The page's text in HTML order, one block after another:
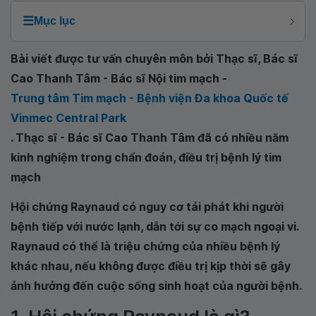
☰Mục lục
Bài viết được tư vấn chuyên môn bởi Thạc sĩ, Bác sĩ
Cao Thanh Tâm - Bác sĩ Nội tim mạch -
Trung tâm Tim mạch - Bệnh viện Đa khoa Quốc tế
Vinmec Central Park
. Thạc sĩ - Bác sĩ Cao Thanh Tâm đã có nhiều năm
kinh nghiệm trong chẩn đoán, điều trị bệnh lý tim
mạch
Hội chứng Raynaud có nguy cơ tái phát khi người
bệnh tiếp với nước lạnh, dẫn tới sự co mạch ngoại vi.
Raynaud có thể là triệu chứng của nhiều bệnh lý
khác nhau, nếu không được điều trị kịp thời sẽ gây
ảnh hưởng đến cuộc sống sinh hoạt của người bệnh.